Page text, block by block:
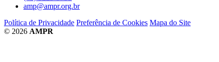
amp@ampr.org.br
Política de Privacidade Preferência de Cookies Mapa do Site
© 2026 AMPR